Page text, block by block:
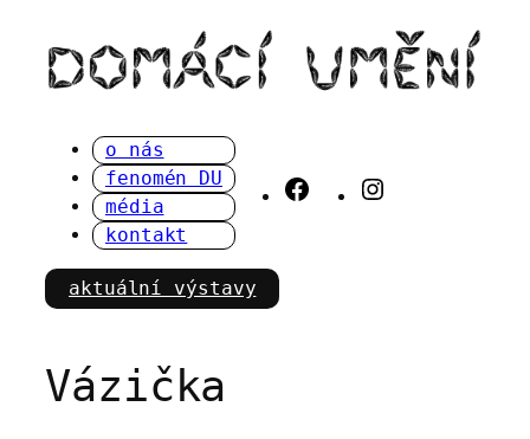
obsah
o nás
fenomén DU
média
kontakt
Facebook
aktuální výstavy
Vázička